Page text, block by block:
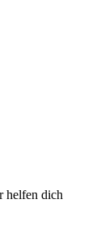
helfen dich